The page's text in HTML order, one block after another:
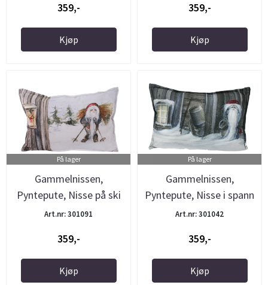
359,-
Kjøp
359,-
Kjøp
På lager
Gammelnissen,
Pyntepute, Nisse på ski
Art.nr: 301091
359,-
Kjøp
På lager
Gammelnissen,
Pyntepute, Nisse i spann
Art.nr: 301042
359,-
Kjøp